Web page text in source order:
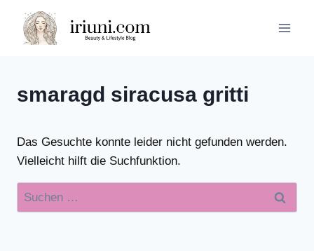
Inhalt
springen
smaragd siracusa gritti
Das Gesuchte konnte leider nicht gefunden werden.
Vielleicht hilft die Suchfunktion.
Suchen
nach: